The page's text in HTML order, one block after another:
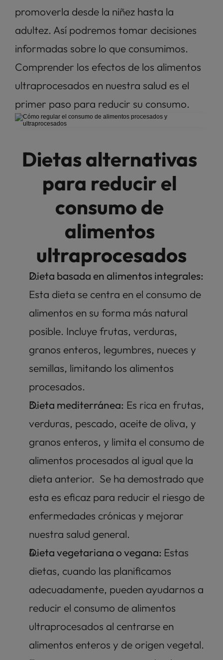
promoverla desde la niñez hasta la
adultez. Así podremos tomar decisiones
informadas sobre lo que consumimos.
Comprender los efectos de los alimentos
ultraprocesados en nuestra salud es el
primer paso para reducir su consumo.
Dietas alternativas
para reducir el
consumo de
alimentos
ultraprocesados
Esta dieta se centra en el consumo de
alimentos en su forma más natural
posible. Incluye frutas, verduras,
granos enteros, legumbres, nueces y
semillas, limitando los alimentos
procesados.
Dieta mediterránea: Es rica en frutas,
verduras, pescado, aceite de oliva, y
granos enteros, y limita el consumo de
alimentos procesados al igual que la
dieta anterior.  Se ha demostrado que
esta es eficaz para reducir el riesgo de
enfermedades crónicas y mejorar
nuestra salud general.
Dieta vegetariana o vegana: Estas
dietas, cuando las planificamos
adecuadamente, pueden ayudarnos a
reducir el consumo de alimentos
ultraprocesados al centrarse en
alimentos enteros y de origen vegetal.